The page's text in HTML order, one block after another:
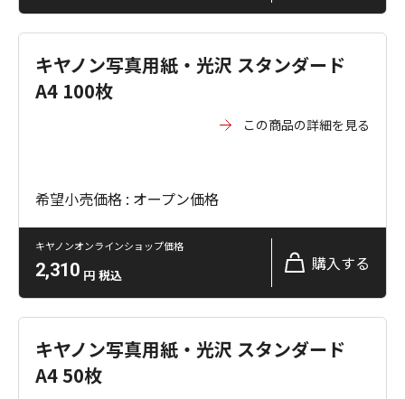
キヤノン写真用紙・光沢 スタンダード
A4 100枚
この商品の詳細を見る
希望小売価格 : オープン価格
キヤノンオンラインショップ価格
2,310 円 税込
購入する
キヤノン写真用紙・光沢 スタンダード
A4 50枚